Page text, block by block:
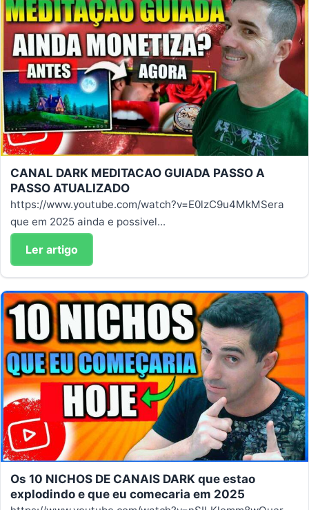
CANAL DARK MEDITACAO GUIADA PASSO A
PASSO ATUALIZADO
https://www.youtube.com/watch?v=E0lzC9u4MkMSera
que em 2025 ainda e possivel...
Ler artigo
Os 10 NICHOS DE CANAIS DARK que estao
explodindo e que eu comecaria em 2025